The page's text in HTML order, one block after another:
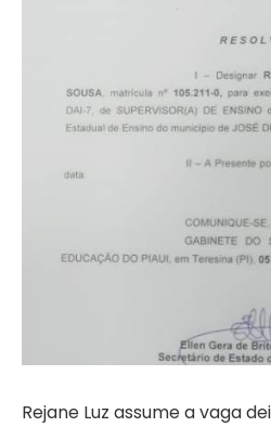
Rejane Luz assume a vaga